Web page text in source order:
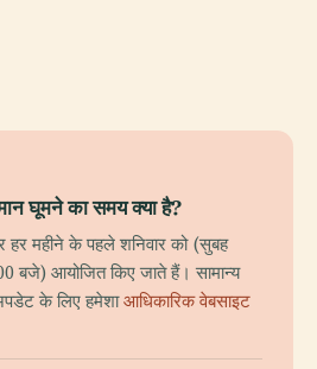
घूमने का समय क्या है?
हर महीने के पहले शनिवार को (सुबह
बजे) आयोजित किए जाते हैं। सामान्य
के लिए हमेशाआधिकारिक वेबसाइट